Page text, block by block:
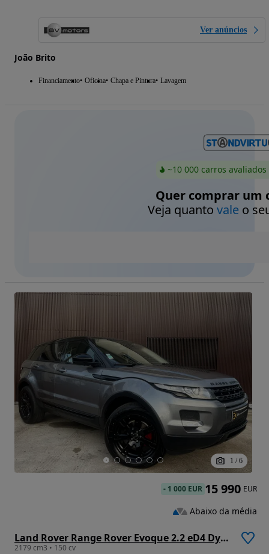
Ver anúncios
João Brito
Financiamento Oficina Chapa e Pintura Lavagem
~10 000 carros
Quer comprar um
Veja quanto valeo
1 / 6
Land Rover Range Rover Evoque 2.2 eD4 Dynamic
2179 cm3 • 150 cv
- 1 000 EUR 15 990 EUR
Abaixo da média